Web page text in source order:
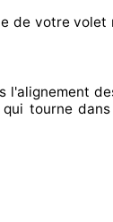
de votre
l'alignement
qui tourne